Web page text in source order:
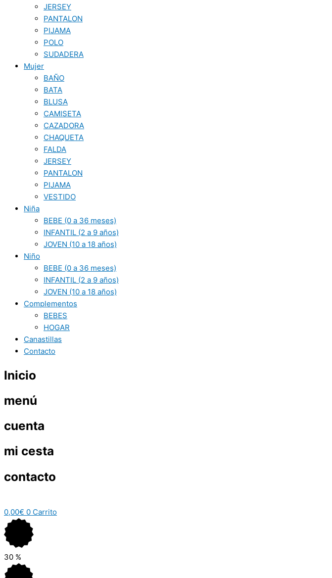
JERSEY
PANTALON
PIJAMA
POLO
SUDADERA
Mujer
BAÑO
BATA
BLUSA
CAMISETA
CAZADORA
CHAQUETA
FALDA
JERSEY
PANTALON
PIJAMA
VESTIDO
Niña
BEBE (0 a 36 meses)
INFANTIL (2 a 9 años)
JOVEN (10 a 18 años)
Niño
BEBE (0 a 36 meses)
INFANTIL (2 a 9 años)
JOVEN (10 a 18 años)
Complementos
BEBES
HOGAR
Canastillas
Contacto
Inicio
menú
cuenta
mi cesta
contacto
0,00€ 0 Carrito
30 %